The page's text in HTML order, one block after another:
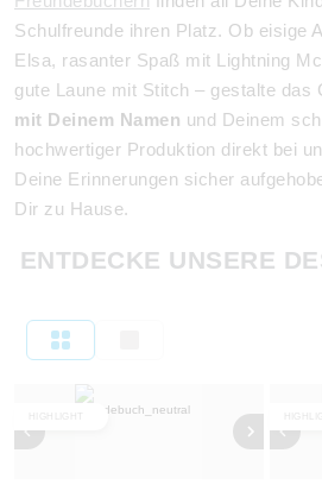
Schulfreunde ihren Platz. Ob eisige
Elsa, rasanter Spaß mit Lightning
gute Laune mit Stitch – gestalte das
mit Deinem Namen und Deinem
hochwertiger Produktion direkt bei
Deine Erinnerungen sicher
Dir zu Hause.
ENTDECKE UNSERE